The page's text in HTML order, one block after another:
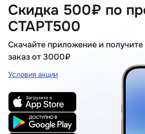
Скидка 500₽ по
СТАРТ500
Скачайте приложение и
заказ от 3000₽
Условия акции